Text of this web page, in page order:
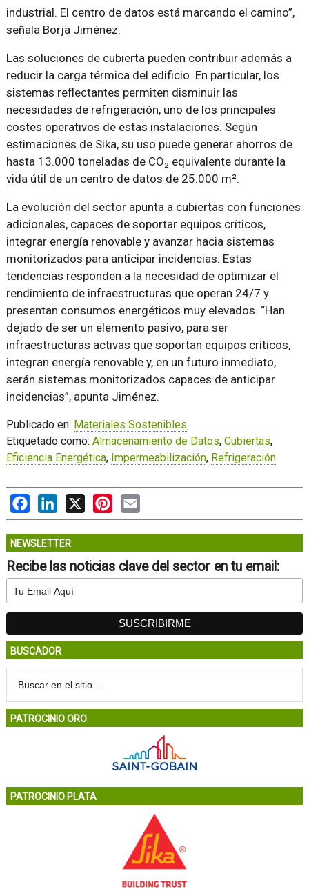
industrial. El centro de datos está marcando el camino”,
señala Borja Jiménez.
Las soluciones de cubierta pueden contribuir además a
reducir la carga térmica del edificio. En particular, los
sistemas reflectantes permiten disminuir las
necesidades de refrigeración, uno de los principales
costes operativos de estas instalaciones. Según
estimaciones de Sika, su uso puede generar ahorros de
hasta 13.000 toneladas de CO₂ equivalente durante la
vida útil de un centro de datos de 25.000 m².
La evolución del sector apunta a cubiertas con funciones
adicionales, capaces de soportar equipos críticos,
integrar energía renovable y avanzar hacia sistemas
monitorizados para anticipar incidencias. Estas
tendencias responden a la necesidad de optimizar el
rendimiento de infraestructuras que operan 24/7 y
presentan consumos energéticos muy elevados. “Han
dejado de ser un elemento pasivo, para ser
infraestructuras activas que soportan equipos críticos,
integran energía renovable y, en un futuro inmediato,
serán sistemas monitorizados capaces de anticipar
incidencias”, apunta Jiménez.
Publicado en: Materiales Sostenibles
Etiquetado como: Almacenamiento de Datos, Cubiertas,
Eficiencia Energética, Impermeabilización, Refrigeración
FacebookLinkedIn Pinterest
NEWSLETTER
Recibe las noticias clave del sector en tu email:
BUSCADOR
PATROCINIO ORO
PATROCINIO PLATA